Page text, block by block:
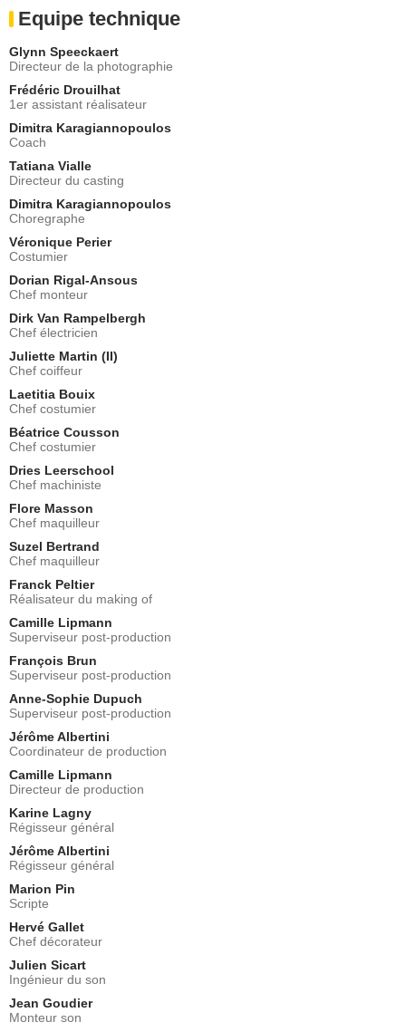
Equipe technique
Glynn Speeckaert
Directeur de la photographie
Frédéric Drouilhat
1er assistant réalisateur
Dimitra Karagiannopoulos
Coach
Tatiana Vialle
Directeur du casting
Dimitra Karagiannopoulos
Choregraphe
Véronique Perier
Costumier
Dorian Rigal-Ansous
Chef monteur
Dirk Van Rampelbergh
Chef électricien
Juliette Martin (II)
Chef coiffeur
Laetitia Bouix
Chef costumier
Béatrice Cousson
Chef costumier
Dries Leerschool
Chef machiniste
Flore Masson
Chef maquilleur
Suzel Bertrand
Chef maquilleur
Franck Peltier
Réalisateur du making of
Camille Lipmann
Superviseur post-production
François Brun
Superviseur post-production
Anne-Sophie Dupuch
Superviseur post-production
Jérôme Albertini
Coordinateur de production
Camille Lipmann
Directeur de production
Karine Lagny
Régisseur général
Jérôme Albertini
Régisseur général
Marion Pin
Scripte
Hervé Gallet
Chef décorateur
Julien Sicart
Ingénieur du son
Jean Goudier
Monteur son